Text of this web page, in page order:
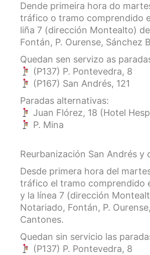
Dende primeira hora do
tráfico o tramo comprendido
liña 7 (dirección Montealto)
Fontán, P. Ourense, Sánchez
Quedan sen servizo as
(P137) P. Pontevedra, 8
(P167) San Andrés, 121
Paradas alternativas:
Juan Flórez, 18 (Hotel
P. Mina
Reurbanización San Andrés y
Desde primera hora del
tráfico el tramo comprendido
y la línea 7 (dirección
Notariado, Fontán, P.
Cantones.
Quedan sin servicio las
(P137) P. Pontevedra, 8